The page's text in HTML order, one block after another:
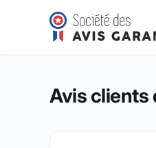
MeublerDesign
Note globale : 8,3 sur
8,3/10(4 342
Avis clients